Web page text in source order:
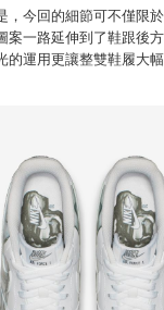
，今回的細節可不僅限
案一路延伸到了鞋跟後
的運用更讓整雙鞋履大